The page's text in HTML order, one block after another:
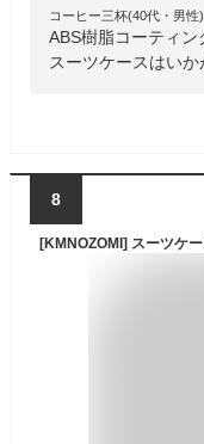
コーヒー三杯(40代・男性)
ABS樹脂コーティ
スーツケースはいか
8